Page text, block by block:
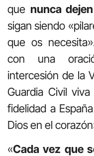
que nunca
sigan siendo
que os
con una
intercesión de la
Guardia Civil
fidelidad a
Dios en el
«Cada vez que